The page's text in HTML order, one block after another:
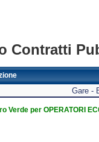
Contratti
Gare -
Verde per OPERATORI